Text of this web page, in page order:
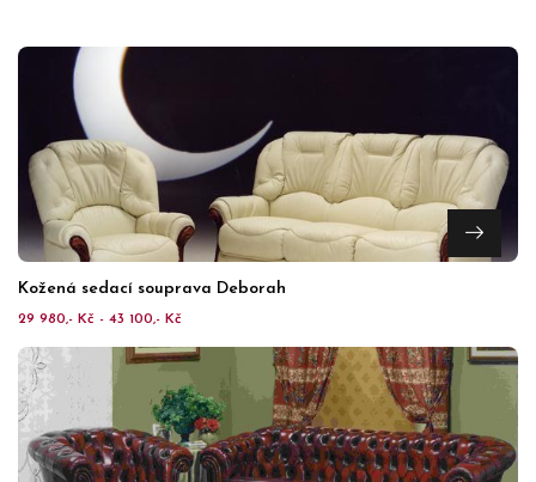
Kožená sedací souprava Deborah
29 980,- Kč - 43 100,- Kč